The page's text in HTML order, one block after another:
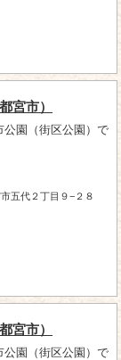
宮市）
公園（街区公園）で
五代２丁目９−２８
宮市）
公園（街区公園）で